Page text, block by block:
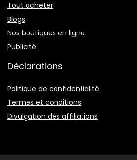
Tout acheter
Blogs
Nos boutiques en ligne
Publicité
Déclarations
Politique de confidentialité
Termes et conditions
Divulgation des affiliations